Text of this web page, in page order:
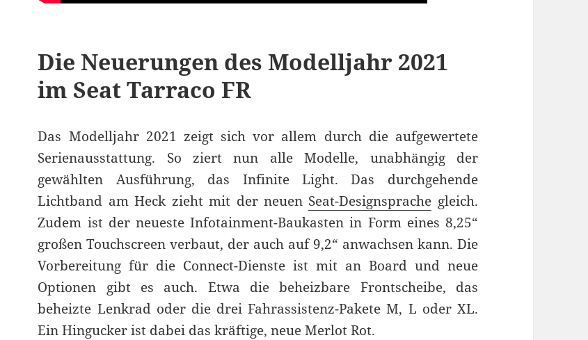
Die Neuerungen des Modelljahr 2021
im Seat Tarraco FR
Das Modelljahr 2021 zeigt sich vor allem durch die aufgewertete
Serienausstattung. So ziert nun alle Modelle, unabhängig der
gewählten Ausführung, das Infinite Light. Das durchgehende
Lichtband am Heck zieht mit der neuen Seat-Designsprache gleich.
Zudem ist der neueste Infotainment-Baukasten in Form eines 8,25“
großen Touchscreen verbaut, der auch auf 9,2“ anwachsen kann. Die
Vorbereitung für die Connect-Dienste ist mit an Board und neue
Optionen gibt es auch. Etwa die beheizbare Frontscheibe, das
beheizte Lenkrad oder die drei Fahrassistenz-Pakete M, L oder XL.
Ein Hingucker ist dabei das kräftige, neue Merlot Rot.